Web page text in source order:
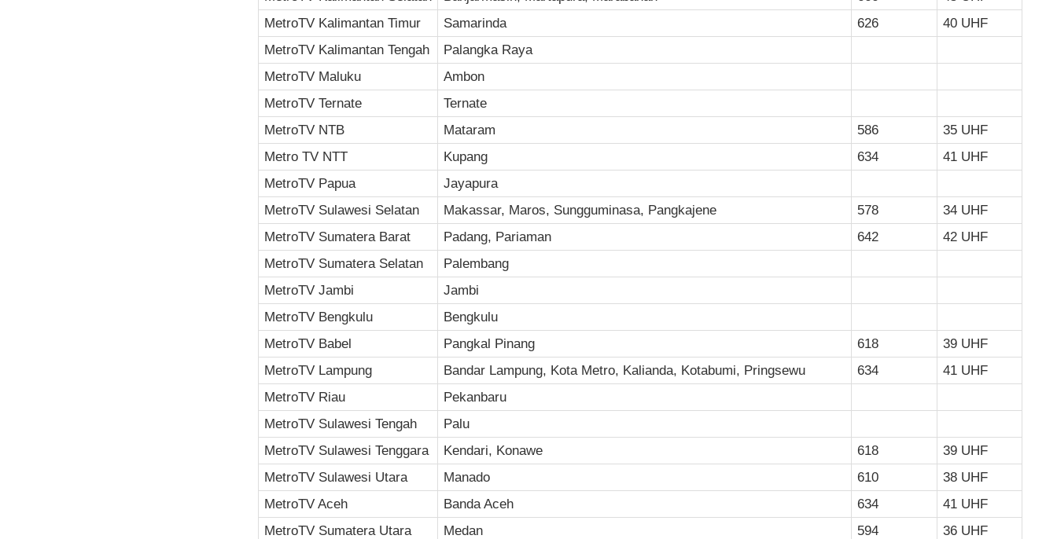
MetroTV Kalimantan Timur
Samarinda 626
40 UHF
MetroTV Kalimantan Tengah
Palangka Raya
MetroTV Maluku
Ambon
MetroTV Ternate
Ternate
MetroTV NTB
Mataram 586
35 UHF
Metro TV NTT
Kupang 634
41 UHF
MetroTV Papua
Jayapura
MetroTV Sulawesi Selatan
Makassar, Maros, Sungguminasa, Pangkajene 578
34 UHF
MetroTV Sumatera Barat
Padang, Pariaman 642
42 UHF
MetroTV Sumatera Selatan
Palembang
MetroTV Jambi
Jambi
MetroTV Bengkulu
Bengkulu
MetroTV Babel
Pangkal Pinang 618
39 UHF
MetroTV Lampung
Bandar Lampung, Kota Metro, Kalianda, Kotabumi, Pringsewu 634
41 UHF
MetroTV Riau
Pekanbaru
MetroTV Sulawesi Tengah
Palu
MetroTV Sulawesi Tenggara
Kendari, Konawe 618
39 UHF
MetroTV Sulawesi Utara
Manado 610
38 UHF
MetroTV Aceh
Banda Aceh 634
41 UHF
MetroTV Sumatera Utara
Medan 594
36 UHF